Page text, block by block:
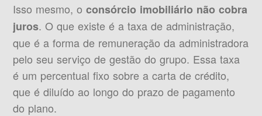
Isso mesmo, oconsórcio imobiliário não cobra
juros. O que existe é a taxa de administração,
que é a forma de remuneração da administradora
pelo seu serviço de gestão do grupo. Essa taxa
é um percentual fixo sobre a carta de crédito,
que é diluído ao longo do prazo de pagamento
do plano.